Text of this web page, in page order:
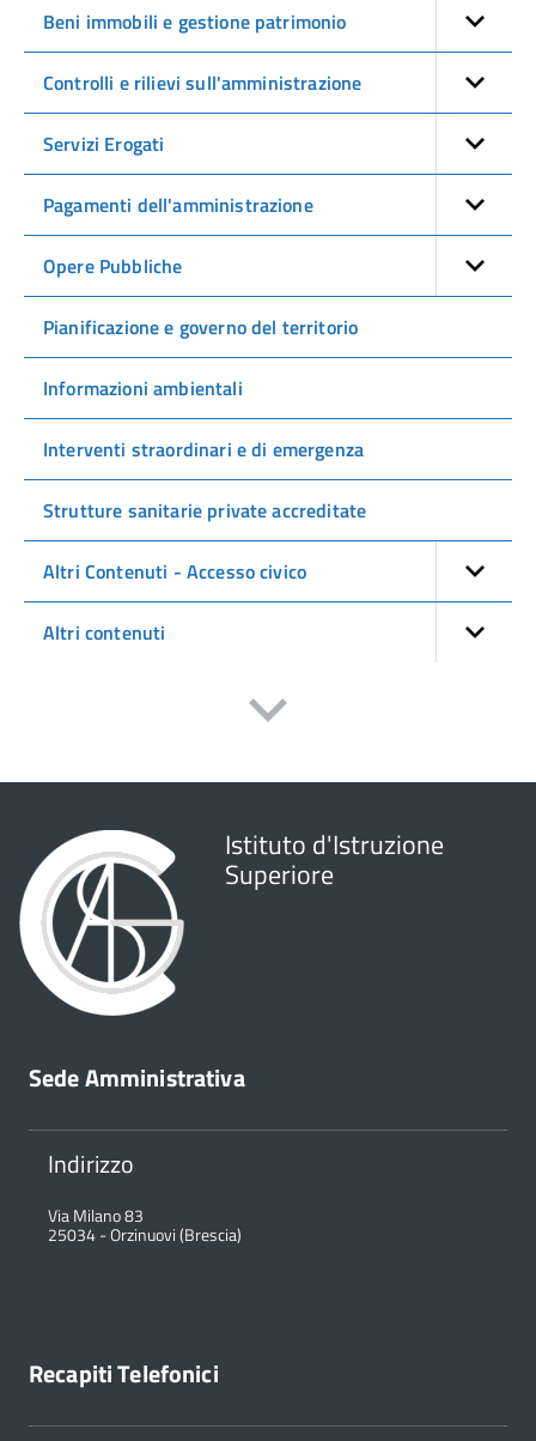
Beni immobili e gestione patrimonio
Controlli e rilievi sull'amministrazione
Servizi Erogati
Pagamenti dell'amministrazione
Opere Pubbliche
Pianificazione e governo del territorio
Informazioni ambientali
Interventi straordinari e di emergenza
Strutture sanitarie private accreditate
Altri Contenuti - Accesso civico
Altri contenuti
Istituto d'Istruzione
Superiore
Sede Amministrativa
Indirizzo
Via Milano 83
25034-Orzinuovi (Brescia)
Recapiti Telefonici